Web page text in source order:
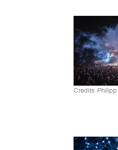
Credits: Philipp